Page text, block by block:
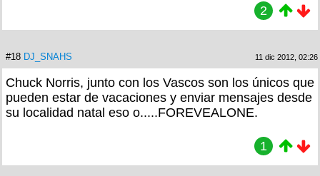
2
#18 DJ_SNAHS 11 dic 2012, 02:26
Chuck Norris, junto con los Vascos son los únicos que
pueden estar de vacaciones y enviar mensajes desde
su localidad natal eso o.....FOREVEALONE.
1